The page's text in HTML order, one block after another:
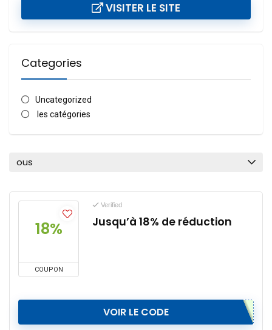
VISITER LE SITE
Categories
Uncategorized
les catégories
ous
18%
COUPON
Verified
Jusqu’à 18% de réduction
VOIR LE CODE